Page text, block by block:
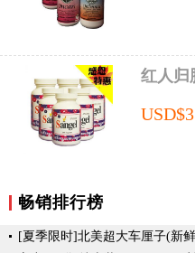
红人归
畅销排行榜
[夏季限时]北美超大车厘子(新